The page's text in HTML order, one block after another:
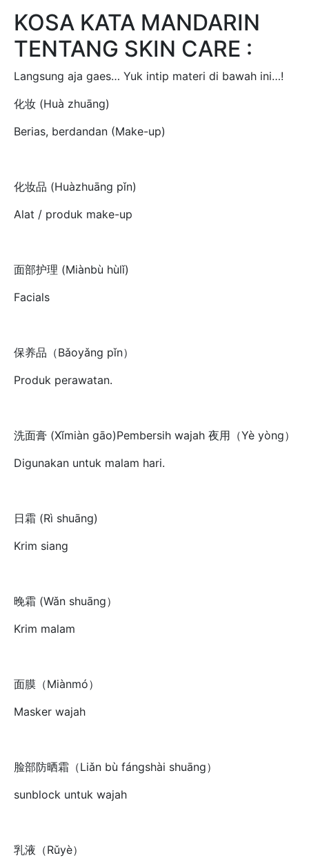
KOSA KATA MANDARIN
TENTANG SKIN CARE :
Langsung aja gaes… Yuk intip materi di bawah ini…!
化妆 (Huà zhuāng)
Berias, berdandan (Make-up)
化妆品 (Huàzhuāng pǐn)
Alat / produk make-up
面部护理 (Miànbù hùlǐ)
Facials
保养品（Bǎoyǎng pǐn）
Produk perawatan.
洗面膏 (Xǐmiàn gāo)Pembersih wajah 夜用（Yè yòng）
Digunakan untuk malam hari.
日霜 (Rì shuāng)
Krim siang
晚霜 (Wǎn shuāng）
Krim malam
面膜（Miànmó）
Masker wajah
脸部防晒霜（Liǎn bù fángshài shuāng）
sunblock untuk wajah
乳液（Rǔyè）